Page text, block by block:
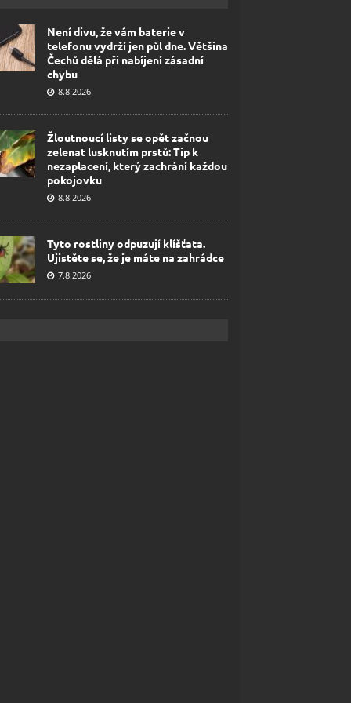
Není divu, že vám baterie v
telefonu vydrží jen půl dne. Většina
Čechů dělá při nabíjení zásadní
chybu
8.8.2026
Žloutnoucí listy se opět začnou
zelenat lusknutím prstů: Tip k
nezaplacení, který zachrání každou
pokojovku
8.8.2026
Tyto rostliny odpuzují klíšťata.
Ujistěte se, že je máte na zahrádce
7.8.2026